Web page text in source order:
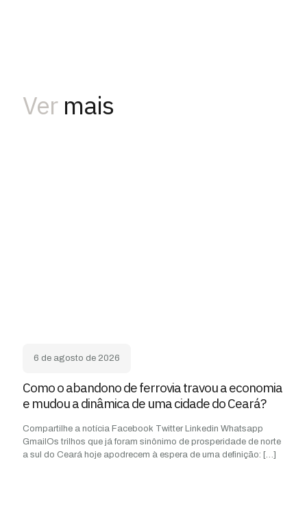
Ver mais
6 de agosto de 2026
Como o abandono de ferrovia travou a economia
e mudou a dinâmica de uma cidade do Ceará?
Compartilhe a notícia Facebook Twitter Linkedin Whatsapp
GmailOs trilhos que já foram sinônimo de prosperidade de norte
a sul do Ceará hoje apodrecem à espera de uma definição: […]